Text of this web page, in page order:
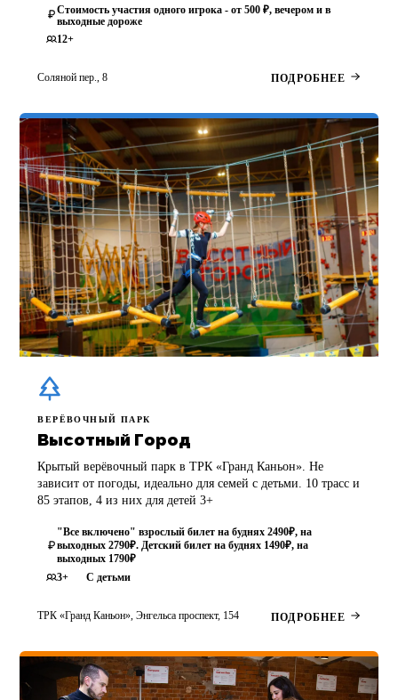
Стоимость участия одного игрока - от 500 ₽, вечером и в
выходные дороже
12+
Соляной пер., 8 ПОДРОБНЕЕ
ВЕРЁВОЧНЫЙ ПАРК
Высотный Город
Крытый верёвочный парк в ТРК «Гранд Каньон». Не
зависит от погоды, идеально для семей с детьми. 10 трасс и
85 этапов, 4 из них для детей 3+
"Все включено" взрослый билет на буднях 2490₽, на
выходных 2790₽. Детский билет на буднях 1490₽, на
выходных 1790₽
3+
С детьми
ТРК «Гранд Каньон», Энгельса проспект, 154 ПОДРОБНЕЕ